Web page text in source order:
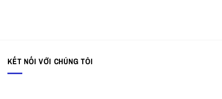
KẾT NỐI VỚI CHÚNG TÔI